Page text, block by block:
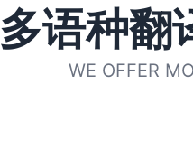
多语种翻
WE OFFER